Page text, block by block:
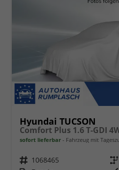
Hyundai TUCSON
sofort lieferbar Fahrzeug mit
Fahrzeugnr. 1068465 Getriebe